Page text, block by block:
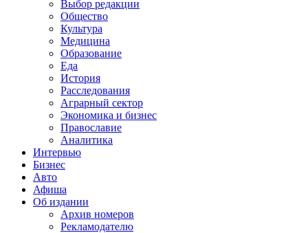
Выбор редакции
Общество
Культура
Медицина
Образование
Еда
История
Расследования
Аграрный сектор
Экономика и бизнес
Православие
Аналитика
Интервью
Бизнес
Авто
Афиша
Об издании
Архив номеров
Рекламодателю